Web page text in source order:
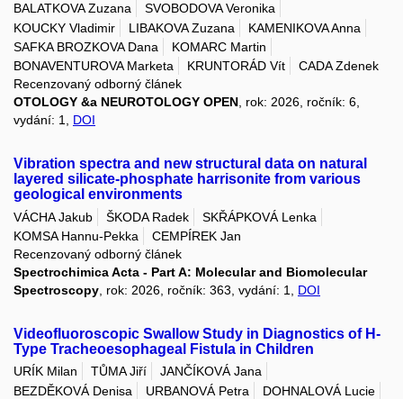
BALATKOVA Zuzana
SVOBODOVA Veronika
KOUCKY Vladimir
LIBAKOVA Zuzana
KAMENIKOVA Anna
SAFKA BROZKOVA Dana
KOMARC Martin
BONAVENTUROVA Marketa
KRUNTORÁD Vít
CADA Zdenek
Recenzovaný odborný článek
OTOLOGY &a NEUROTOLOGY OPEN, rok: 2026, ročník: 6,
vydání: 1, DOI
Vibration spectra and new structural data on natural
layered silicate-phosphate harrisonite from various
geological environments
VÁCHA Jakub ŠKODA Radek
SKŘÁPKOVÁ Lenka
KOMSA Hannu-Pekka
CEMPÍREK Jan
Recenzovaný odborný článek
Spectrochimica Acta - Part A: Molecular and Biomolecular
Spectroscopy , rok: 2026, ročník: 363, vydání: 1, DOI
Videofluoroscopic Swallow Study in Diagnostics of H-
Type Tracheoesophageal Fistula in Children
URÍK Milan TŮMA Jiří
JANČÍKOVÁ Jana
BEZDĚKOVÁ Denisa
URBANOVÁ Petra
DOHNALOVÁ Lucie